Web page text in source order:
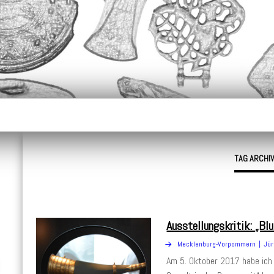
TAG
Ausstellungskritik:
Mecklenburg-Vorpommern
Am 5. Oktober 2017 habe